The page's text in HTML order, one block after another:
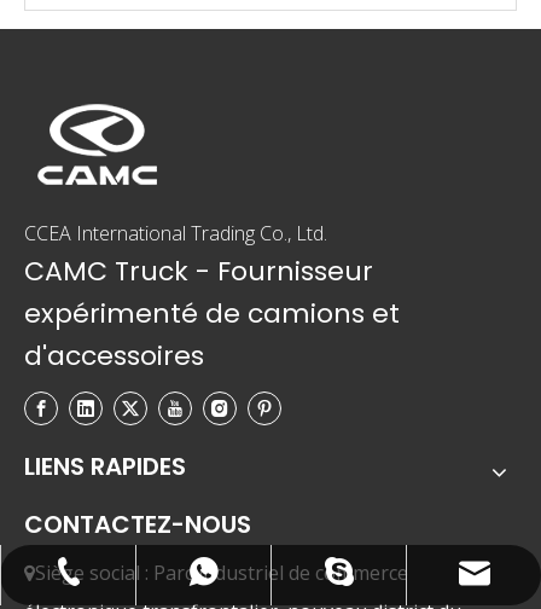
CCEA International Trading Co., Ltd.
CAMC Truck - Fournisseur
expérimenté de camions et
d'accessoires
+86-13335550888
+8613955563190
+8613335550888
camcexport@camcexport.com
LIENS RAPIDES
CONTACTEZ-NOUS
Siège social : Parc industriel de commerce